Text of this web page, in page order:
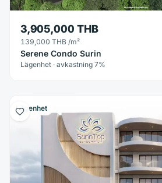
3,905,000 THB
139,000 THB /m²
Serene Condo Surin
Lägenhet · avkastning 7%
Lägenhet